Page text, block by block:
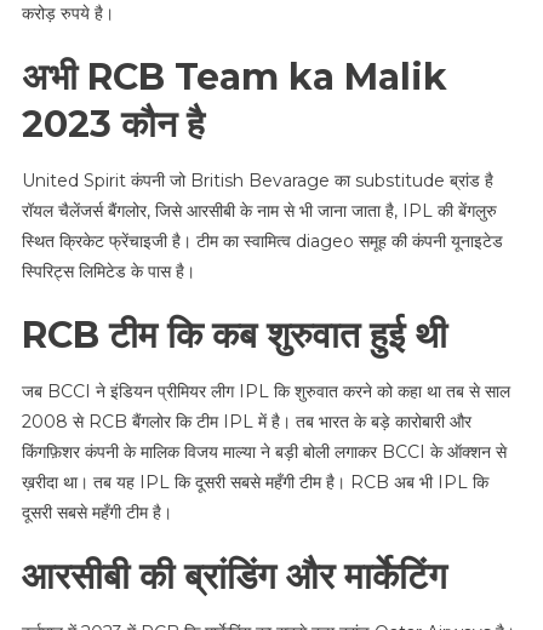
करोड़ रुपये है।
अभी RCB Team ka Malik
2023 कौन है
United Spirit कंपनी जो British Bevarage का substitude ब्रांड है
रॉयल चैलेंजर्स बैंगलोर, जिसे आरसीबी के नाम से भी जाना जाता है, IPL की बेंगलुरु
स्थित क्रिकेट फ्रेंचाइजी है। टीम का स्वामित्व diageo समूह की कंपनी यूनाइटेड
स्पिरिट्स लिमिटेड के पास है।
RCB टीम कि कब शुरुवात हुई थी
जब BCCI ने इंडियन प्रीमियर लीग IPL कि शुरुवात करने को कहा था तब से साल
2008 से RCB बैंगलोर कि टीम IPL में है। तब भारत के बड़े कारोबारी और
किंगफ़िशर कंपनी के मालिक विजय माल्या ने बड़ी बोली लगाकर BCCI के ऑक्शन से
ख़रीदा था। तब यह IPL कि दूसरी सबसे महँगी टीम है। RCB अब भी IPL कि
दूसरी सबसे महँगी टीम है।
आरसीबी की ब्रांडिंग और मार्केटिंग